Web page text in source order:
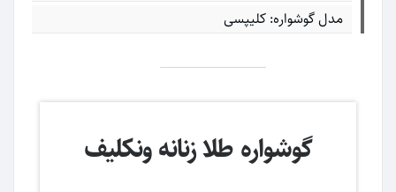
مدل گوشواره: کلیپسی
گوشواره طلا زنانه ونکلیف